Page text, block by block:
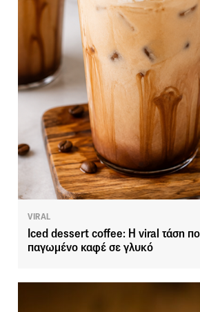
VIRAL
Iced dessert coffee: Η viral τάση
παγωμένο καφέ σε γλυκό